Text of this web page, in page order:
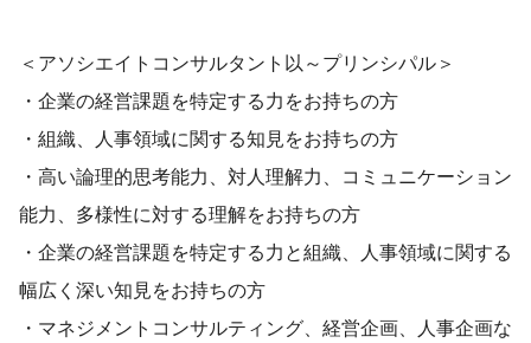
＜アソシエイトコンサルタント以～プリンシパル＞
・企業の経営課題を特定する力をお持ちの方
・組織、人事領域に関する知見をお持ちの方
・高い論理的思考能力、対人理解力、コミュニケーション
能力、多様性に対する理解をお持ちの方
・企業の経営課題を特定する力と組織、人事領域に関する
幅広く深い知見をお持ちの方
・マネジメントコンサルティング、経営企画、人事企画な